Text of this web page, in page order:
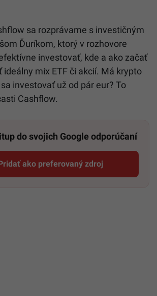
sa rozprávame s investičným
Ďuríkom, ktorý v rozhovore
investovať, kde a ako začať
ideálny mix ETF či akcií. Má krypto
investovať už od pár eur? To
Cashflow.
do svojich Google odporúčaní
ako preferovaný zdroj
Startitup, odkaz sa otvorí v